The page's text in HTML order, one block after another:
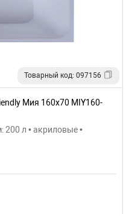
Товарный код: 097156
Мия 160x70 MIY160-
200 л • акриловые •